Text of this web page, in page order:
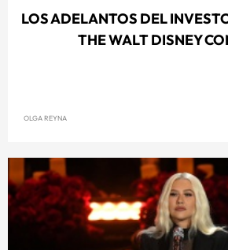
LOS ADELANTOS DEL
THE WALT DISNEY
OLGA REYNA